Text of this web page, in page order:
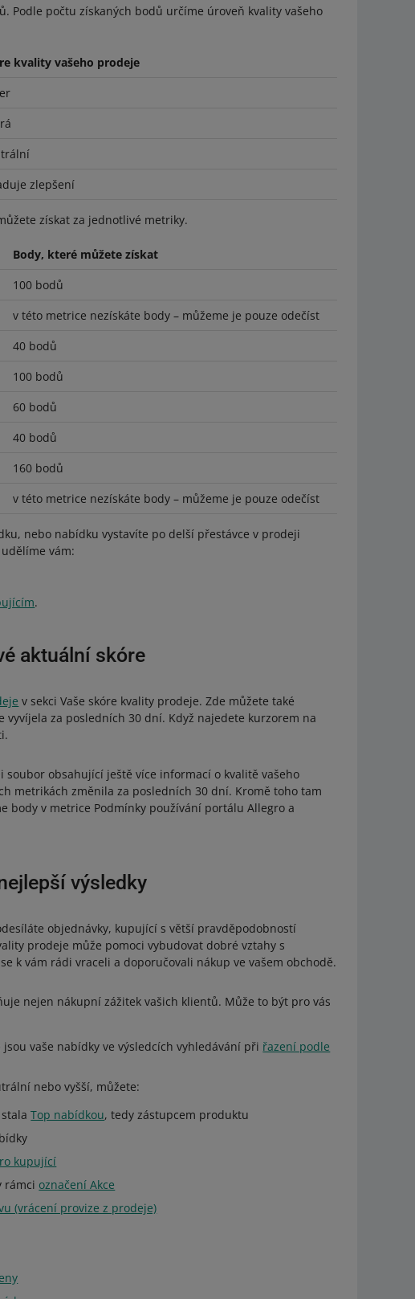
Podle počtu získaných bodů určíme úroveň kvality vašeho
kvality vašeho prodeje
zlepšení
získat za jednotlivé metriky.
Body, které můžete získat
100 bodů
v této metrice nezískáte body – můžeme je pouze odečíst
40 bodů
100 bodů
60 bodů
40 bodů
160 bodů
v této metrice nezískáte body – můžeme je pouze odečíst
nebo nabídku vystavíte po delší přestávce v prodeji
vám:
.
aktuální skóre
v sekci Vaše skóre kvality prodeje. Zde můžete také
za posledních 30 dní. Když najedete kurzorem na
obsahující ještě více informací o kvalitě vašeho
metrikách změnila za posledních 30 dní. Kromě toho tam
body v metrice Podmínky používání portálu Allegro a
výsledky
objednávky, kupující s větší pravděpodobností
prodeje může pomoci vybudovat dobré vztahy s
k vám rádi vraceli a doporučovali nákup ve vašem obchodě.
nejen nákupní zážitek vašich klientů. Může to být pro vás
vaše nabídky ve výsledcích vyhledávání při řazení podle
nebo vyšší, můžete:
stalaTop nabídkou, tedy zástupcem produktu
kupující
rámci označení Akce
(vrácení provize z prodeje)